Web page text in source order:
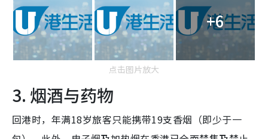
+6
点击图片放大
3. 烟酒与药物
回港时，年满18岁旅客只能携带19支香烟（即少于一